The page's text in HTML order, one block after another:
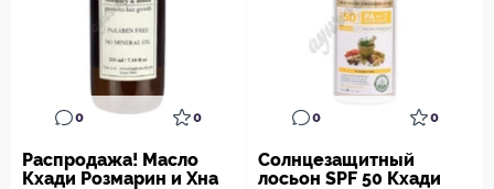
0 0
Распродажа! Масло
Кхади Розмарин и Хна
0 0
Солнцезащитный
лосьон SPF 50 Кхади